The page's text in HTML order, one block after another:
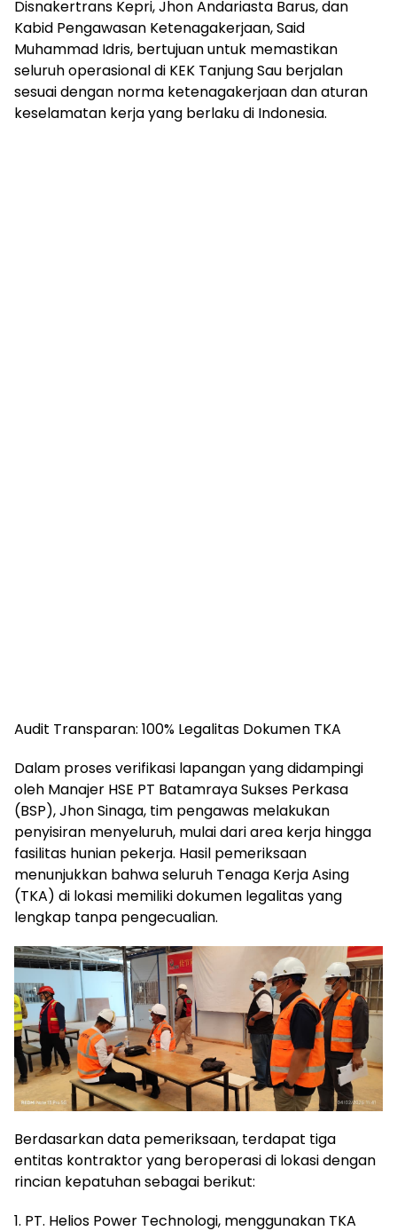
Disnakertrans Kepri, Jhon Andariasta Barus, dan
Kabid Pengawasan Ketenagakerjaan, Said
Muhammad Idris, bertujuan untuk memastikan
seluruh operasional di KEK Tanjung Sau berjalan
sesuai dengan norma ketenagakerjaan dan aturan
keselamatan kerja yang berlaku di Indonesia.
Audit Transparan: 100% Legalitas Dokumen TKA
Dalam proses verifikasi lapangan yang didampingi
oleh Manajer HSE PT Batamraya Sukses Perkasa
(BSP), Jhon Sinaga, tim pengawas melakukan
penyisiran menyeluruh, mulai dari area kerja hingga
fasilitas hunian pekerja. Hasil pemeriksaan
menunjukkan bahwa seluruh Tenaga Kerja Asing
(TKA) di lokasi memiliki dokumen legalitas yang
lengkap tanpa pengecualian.
Berdasarkan data pemeriksaan, terdapat tiga
entitas kontraktor yang beroperasi di lokasi dengan
rincian kepatuhan sebagai berikut:
1. PT. Helios Power Technologi, menggunakan TKA